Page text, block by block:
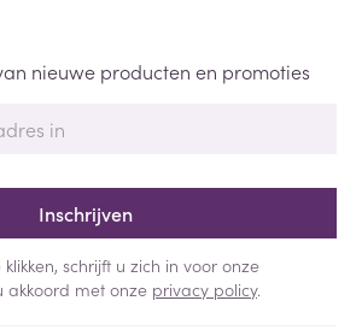
nieuwe producten en promoties
Inschrijven
schrijft u zich in voor onze
akkoord met onze privacy policy.